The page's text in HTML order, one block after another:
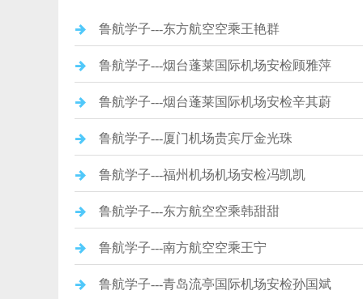
鲁航学子---东方航空空乘王艳群
鲁航学子---烟台蓬莱国际机场安检顾雅萍
鲁航学子---烟台蓬莱国际机场安检辛其蔚
鲁航学子---厦门机场贵宾厅金光珠
鲁航学子---福州机场机场安检冯凯凯
鲁航学子---东方航空空乘韩甜甜
鲁航学子---南方航空空乘王宁
鲁航学子---青岛流亭国际机场安检孙国斌